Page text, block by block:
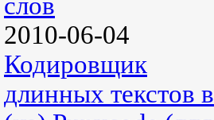
2010-06-04
Кодировщик
длинных текстов в